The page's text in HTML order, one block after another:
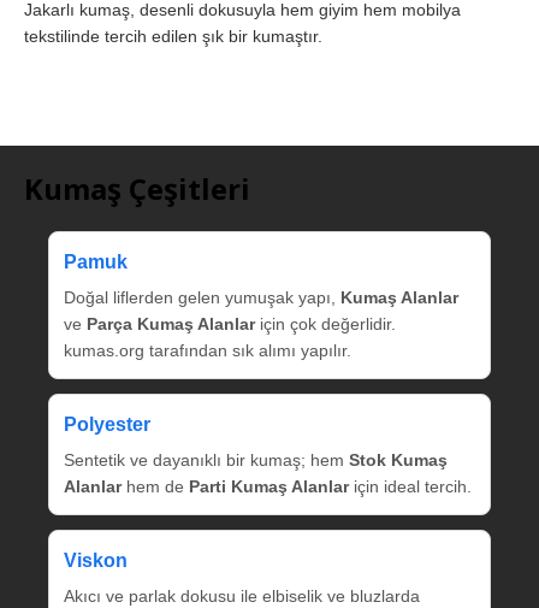
Jakarlı kumaş, desenli dokusuyla hem giyim hem mobilya
tekstilinde tercih edilen şık bir kumaştır.
Kumaş Çeşitleri
Pamuk
Doğal liflerden gelen yumuşak yapı, Kumaş Alanlar
ve Parça Kumaş Alanlariçin çok değerlidir.
kumas.org tarafından sık alımı yapılır.
Polyester
Sentetik ve dayanıklı bir kumaş; hem Stok Kumaş
Alanlarhem de Parti Kumaş Alanlariçin ideal tercih.
Viskon
Akıcı ve parlak dokusu ile elbiselik ve bluzlarda